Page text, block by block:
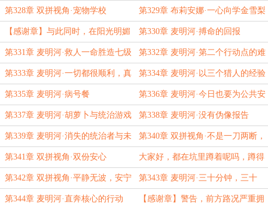
事，社区公园，夜间大学
第328章 双拼视角·宠物学校 第329章 布莉安娜·一心向学金雪梨
【感谢章】与此同时，在阳光明媚
的巢穴公园相亲角里……
第330章 麦明河·搏命的回报
第331章 麦明河·救人一命胜造七级
浮……
第332章 麦明河·第二个行动点的难
度
第333章 麦明河·一切都很顺利，真
的
第334章 麦明河·以三个猎人的经验
保证
第335章 麦明河·病号餐 第336章 麦明河·今日也要为公共安
全负责
第337章 麦明河·胡萝卜与统治游戏
磨盘
第338章 麦明河·没有伪像报告
第339章 麦明河·消失的统治者与未
来的统治者
第340章 双拼视角·不是一刀两断，
而是一章两断
第341章 双拼视角·双份安心 大家好，都在坑里蹲着呢吗，蹲得
舒服吗？
第342章 双拼视角·平静无波，安宁
美梦
第343章 麦明河·三十分钟，三十
年，二十六天
第344章 麦明河·直奔核心的行动 【感谢章】警告，前方路况严重拥